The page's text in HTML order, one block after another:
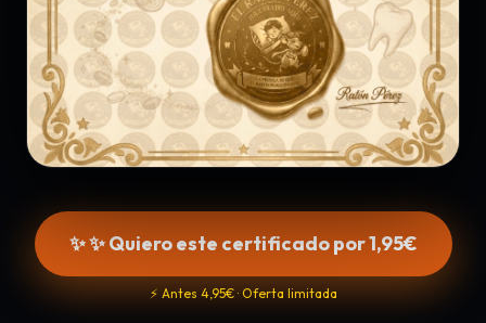
✨ ✨ Quiero este certificado por 1,95€
⚡ Antes 4,95€ · Oferta limitada